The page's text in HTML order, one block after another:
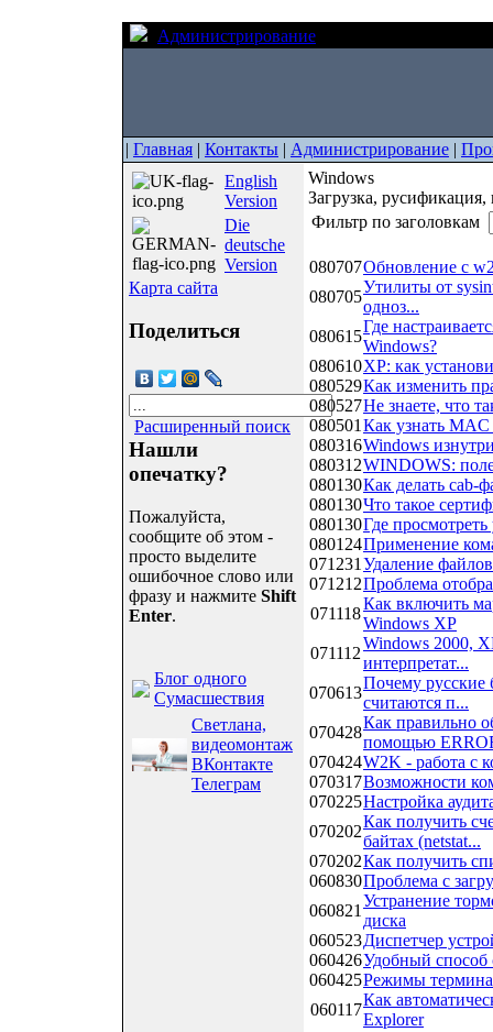
Администрирование
| Главная | Контакты | Администрирование |
English
Version
Die
deutsche
Version
Карта сайта
Поделиться
Расширенный поиск
Нашли
опечатку?
Пожалуйста,
сообщите об этом -
просто выделите
ошибочное слово или
фразу и нажмите Shift
Enter.
Блог одного
Сумасшествия
Светлана,
видеомонтаж
ВКонтакте
Телеграм
Windows
Загрузка,
Фильтр по заголовкам
080707Обновление с
080705
Утилиты от
одноз...
080615
Где
Windows?
080610XP: как
080529Как изменить
080527Не знаете, что
080501 Как узнать MAC
080316Windows
080312WINDOWS:
080130Как делать cab-
080130Что такое
080130Где
080124Применение
071231 Удаление
071212Проблема
071118
Как включить
Windows XP
071112
Windows 2000,
интерпретат...
070613
Почему русские
считаются п...
070428
Как правильно
помощью
070424W2K - работа с
070317Возможности
070225Настройка
070202
Как получить
байтах (netstat...
070202Как получить
060830Проблема с
060821
Устранение
диска
060523Диспетчер
060426Удобный способ
060425Режимы
060117
Как
Explorer